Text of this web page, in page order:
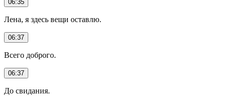
06:35
Лена, я здесь вещи оставлю.
06:37
Всего доброго.
06:37
До свидания.